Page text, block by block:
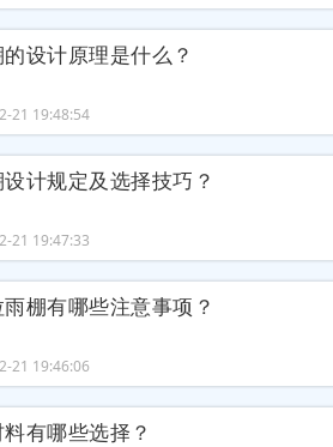
设计原理是什么？
21 19:48:54
计规定及选择技巧？
21 19:47:33
棚有哪些注意事项？
21 19:46:06
有哪些选择？